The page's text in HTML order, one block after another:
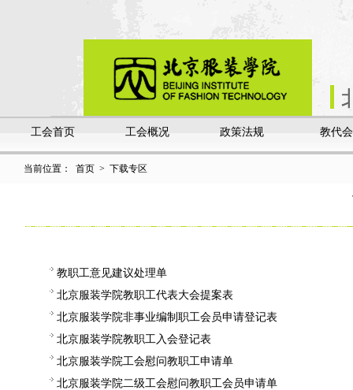
工会首页 工会概况 政策法规 教代会
当前位置： 首页 > 下载专区
教职工意见建议处理单
北京服装学院教职工代表大会提案表
北京服装学院非事业编制职工会员申请登记表
北京服装学院教职工入会登记表
北京服装学院工会慰问教职工申请单
北京服装学院二级工会慰问教职工会员申请单